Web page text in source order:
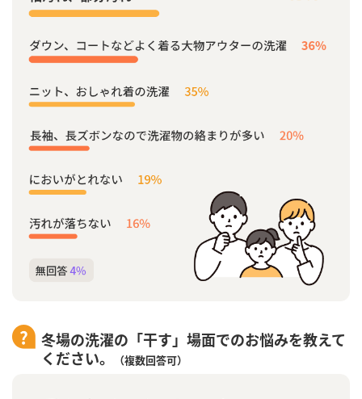
冬場の洗濯の「干す」場面でのお悩みを教えて
ください。
（複数回答可）